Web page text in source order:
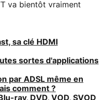
va bientôt vraiment
sa clé HDMI
sortes d'applications
par ADSL même en
comment ?
ray, DVD, VOD, SVOD